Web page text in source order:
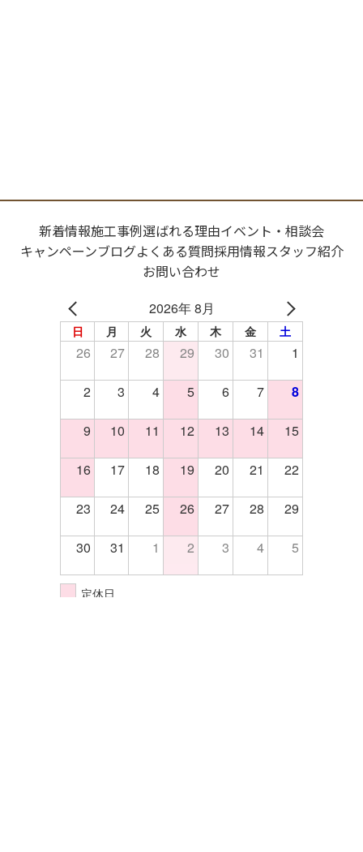
新着情報施工事例選ばれる理由イベント・相談会
キャンペーンブログよくある質問採用情報スタッフ紹介
お問い合わせ
2026年 8月
日 月 火 水 木 金 土
26 27 28 29 30 31 1
2 3 4 5 6 7 8
9 10 11 12 13 14 15
16 17 18 19 20 21 22
23 24 25 26 27 28 29
30 31 1 2 3 4 5
定休日